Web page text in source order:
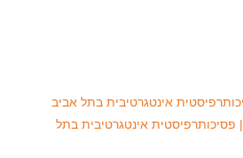
יעל קאופמן | MSW | פסיכותרפיסטית אינטגרטיבית בתל